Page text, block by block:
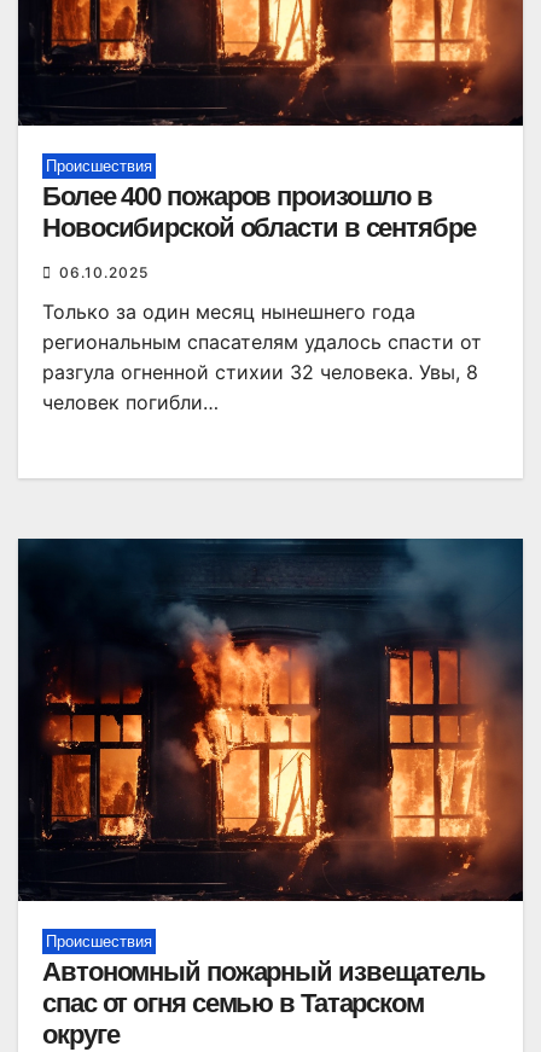
Происшествия
Более 400 пожаров произошло в
Новосибирской области в сентябре
06.10.2025
Только за один месяц нынешнего года
региональным спасателям удалось спасти от
разгула огненной стихии 32 человека. Увы, 8
человек погибли…
Происшествия
Автономный пожарный извещатель
спас от огня семью в Татарском
округе